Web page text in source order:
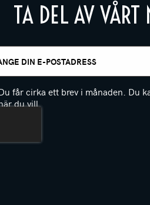
TA DEL AV VÅRT
får cirka ett brev i månaden. Du
du vill.